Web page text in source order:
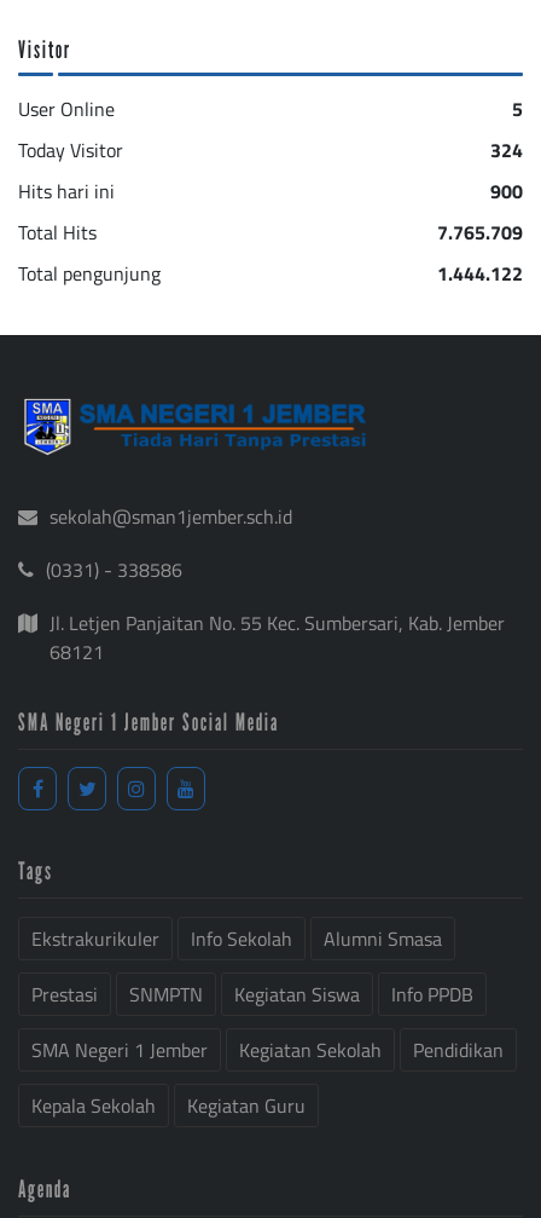
Visitor
User Online
5
Today Visitor
324
Hits hari ini
900
Total Hits
7.765.709
Total pengunjung
1.444.122
sekolah@sman1jember.sch.id
(0331) - 338586
Jl. Letjen Panjaitan No. 55 Kec. Sumbersari, Kab. Jember
68121
SMA Negeri 1 Jember Social Media
Tags
Ekstrakurikuler Info Sekolah
Alumni Smasa
Prestasi
SNMPTN Kegiatan Siswa
Info PPDB
SMA Negeri 1 Jember
Kegiatan Sekolah
Pendidikan
Kepala Sekolah
Kegiatan Guru
Agenda